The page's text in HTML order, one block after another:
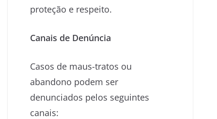
proteção e respeito.
Canais de Denúncia
Casos de maus-tratos ou
abandono podem ser
denunciados pelos seguintes
canais: